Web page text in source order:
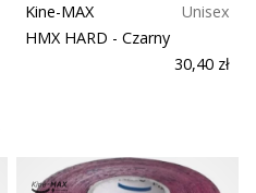
Kine-MAX
Unisex
HMX HARD - Czarny
30,40 zł